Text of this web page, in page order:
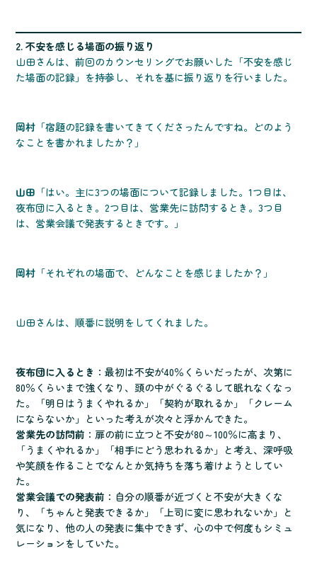
2. 不安を感じる場面の振り返り
山田さんは、前回のカウンセリングでお願いした「不安を感じ
た場面の記録」を持参し、それを基に振り返りを行いました。
岡村 「宿題の記録を書いてきてくださったんですね。どのよう
なことを書かれましたか？」
山田 「はい。主に3つの場面について記録しました。1つ目は、
夜布団に入るとき。2つ目は、営業先に訪問するとき。3つ目
は、営業会議で発表するときです。」
岡村 「それぞれの場面で、どんなことを感じましたか？」
山田さんは、順番に説明をしてくれました。
夜布団に入るとき ：最初は不安が40％くらいだったが、次第に
80％くらいまで強くなり、頭の中がぐるぐるして眠れなくなっ
た。「明日はうまくやれるか」「契約が取れるか」「クレーム
にならないか」といった考えが次々と浮かんできた。
営業先の訪問前 ：扉の前に立つと不安が80～100％に高まり、
「うまくやれるか」「相手にどう思われるか」と考え、深呼吸
や笑顔を作ることでなんとか気持ちを落ち着けようとしてい
た。
営業会議での発表前 ：自分の順番が近づくと不安が大きくな
り、「ちゃんと発表できるか」「上司に変に思われないか」と
気になり、他の人の発表に集中できず、心の中で何度もシミュ
レーションをしていた。